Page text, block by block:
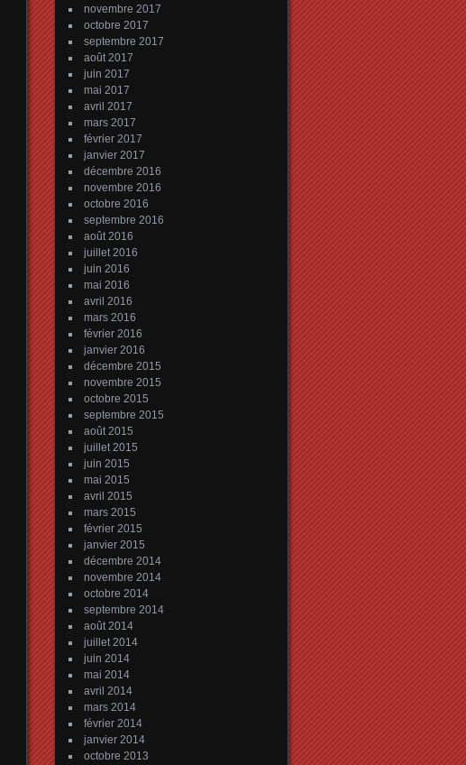
novembre 2017
octobre 2017
septembre 2017
août 2017
juin 2017
mai 2017
avril 2017
mars 2017
février 2017
janvier 2017
décembre 2016
novembre 2016
octobre 2016
septembre 2016
août 2016
juillet 2016
juin 2016
mai 2016
avril 2016
mars 2016
février 2016
janvier 2016
décembre 2015
novembre 2015
octobre 2015
septembre 2015
août 2015
juillet 2015
juin 2015
mai 2015
avril 2015
mars 2015
février 2015
janvier 2015
décembre 2014
novembre 2014
octobre 2014
septembre 2014
août 2014
juillet 2014
juin 2014
mai 2014
avril 2014
mars 2014
février 2014
janvier 2014
octobre 2013